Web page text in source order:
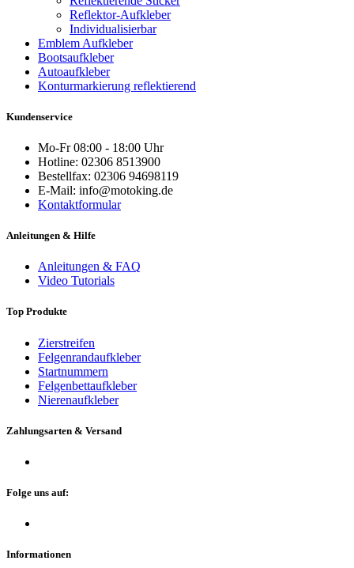
Reflektor-Aufkleber
Individualisierbar
Emblem Aufkleber
Bootsaufkleber
Autoaufkleber
Konturmarkierung reflektierend
Kundenservice
Mo-Fr 08:00 - 18:00 Uhr
Hotline: 02306 8513900
Bestellfax: 02306 94698119
E-Mail: info@motoking.de
Kontaktformular
Anleitungen & Hilfe
Anleitungen & FAQ
Video Tutorials
Top Produkte
Zierstreifen
Felgenrandaufkleber
Startnummern
Felgenbettaufkleber
Nierenaufkleber
Zahlungsarten & Versand
Folge uns auf:
Informationen